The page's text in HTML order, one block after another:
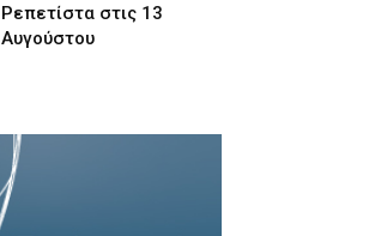
Ρεπετίστα στις 13
Αυγούστου